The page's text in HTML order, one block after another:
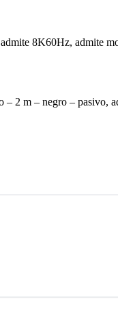
8K60Hz, admite
2 m – negro –